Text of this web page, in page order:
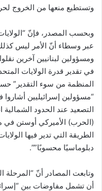
وتستطيع منعها من الخروج
وبحسب المصدر، فإنّ
عبر وسطاء أنّ الأمر ليس
ومسؤولين لبنانيين آخرين
في تقدير قدرة الولايات
المنظمة من سوء التقدير”
“مسؤولين إسرائيليين أشاروا
التصعيد عند الحدود
(الحرب) الأميركي أوستن
الطريقة التي تدير فيها
دبلوماسيًا محسوبًا””.
وتابعت المصادر أنّ “المرحلة
أن تشمل مفاوضات بين